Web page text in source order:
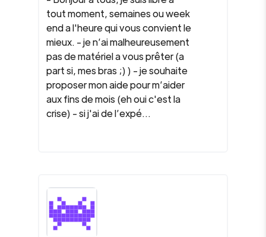
tout moment, semaines ou week
end a l'heure qui vous convient le
mieux. - je n’ai malheureusement
pas de matériel a vous prêter (a
part si, mes bras ;) ) - je souhaite
proposer mon aide pour m’aider
aux fins de mois (eh oui c'est la
crise) - si j'ai de l’expé...